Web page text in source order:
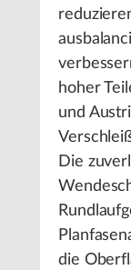
hoher
und
Die
die